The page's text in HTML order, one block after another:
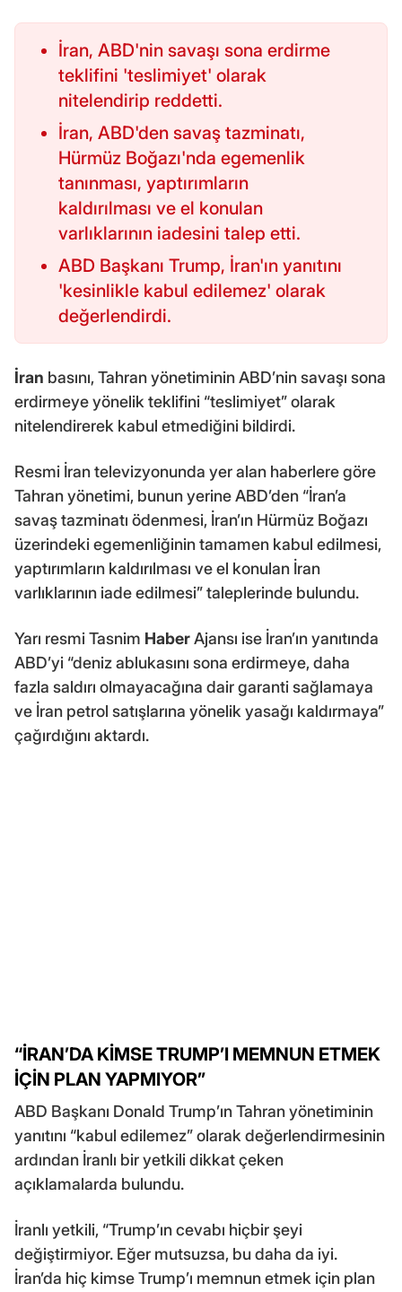
İran, ABD'nin savaşı sona erdirme
teklifini 'teslimiyet' olarak
nitelendirip reddetti.
İran, ABD'den savaş tazminatı,
Hürmüz Boğazı'nda egemenlik
tanınması, yaptırımların
kaldırılması ve el konulan
varlıklarının iadesini talep etti.
ABD Başkanı Trump, İran'ın yanıtını
'kesinlikle kabul edilemez' olarak
değerlendirdi.
İran basını, Tahran yönetiminin ABD’nin savaşı sona
erdirmeye yönelik teklifini “teslimiyet” olarak
nitelendirerek kabul etmediğini bildirdi.
Resmi İran televizyonunda yer alan haberlere göre
Tahran yönetimi, bunun yerine ABD’den “İran’a
savaş tazminatı ödenmesi, İran’ın Hürmüz Boğazı
üzerindeki egemenliğinin tamamen kabul edilmesi,
yaptırımların kaldırılması ve el konulan İran
varlıklarının iade edilmesi” taleplerinde bulundu.
Yarı resmi Tasnim HaberAjansı ise İran’ın yanıtında
ABD’yi “deniz ablukasını sona erdirmeye, daha
fazla saldırı olmayacağına dair garanti sağlamaya
ve İran petrol satışlarına yönelik yasağı kaldırmaya”
çağırdığını aktardı.
“İRAN’DA KİMSE TRUMP’I MEMNUN ETMEK
İÇİN PLAN YAPMIYOR”
ABD Başkanı Donald Trump’ın Tahran yönetiminin
yanıtını “kabul edilemez” olarak değerlendirmesinin
ardından İranlı bir yetkili dikkat çeken
açıklamalarda bulundu.
İranlı yetkili, “Trump’ın cevabı hiçbir şeyi
değiştirmiyor. Eğer mutsuzsa, bu daha da iyi.
İran’da hiç kimse Trump’ı memnun etmek için plan